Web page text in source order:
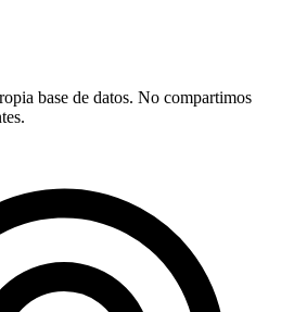
base de datos. No compartimos